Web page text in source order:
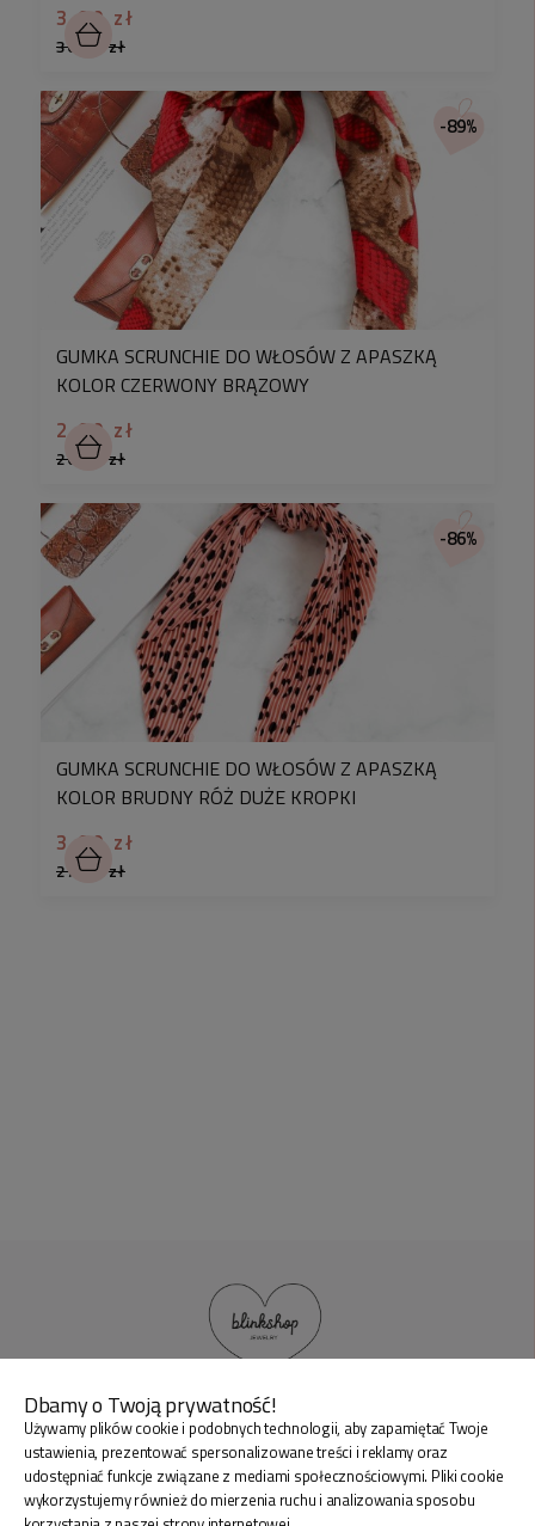
3,90 zł
30,90 zł
GUMKA SCRUNCHIE DO WŁOSÓW Z APASZKĄ
KOLOR CZERWONY BRĄZOWY
2,90 zł
26,90 zł
-89%
GUMKA SCRUNCHIE DO WŁOSÓW Z APASZKĄ
KOLOR BRUDNY RÓŻ DUŻE KROPKI
3,90 zł
27,90 zł
-86%
BLINK SHOP Joanna Pradellok, Dominów ul. Brylantowa
18 20-388 Lublin Polska
Dbamy o Twoją prywatność!
Używamy plików cookie i podobnych technologii, aby zapamiętać Twoje
ustawienia, prezentować spersonalizowane treści i reklamy oraz
udostępniać funkcje związane z mediami społecznościowymi. Pliki cookie
wykorzystujemy również do mierzenia ruchu i analizowania sposobu